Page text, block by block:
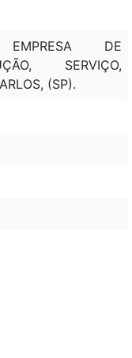
EMPRESA DE
SERVIÇO,
(SP).